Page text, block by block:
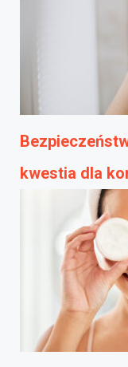
kwestia dla